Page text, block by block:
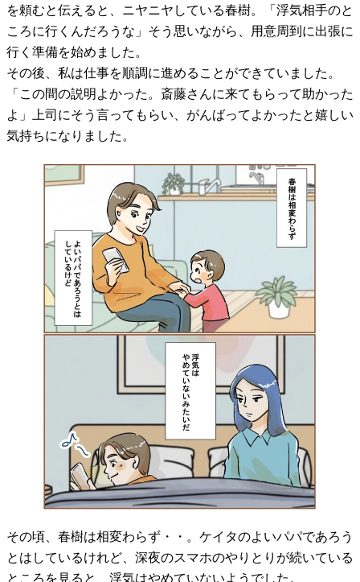
を頼むと伝えると、ニヤニヤしている春樹。「浮気相手のと
ころに行くんだろうな」そう思いながら、用意周到に出張に
行く準備を始めました。
その後、私は仕事を順調に進めることができていました。
「この間の説明よかった。斎藤さんに来てもらって助かった
よ」上司にそう言ってもらい、がんばってよかったと嬉しい
気持ちになりました。
その頃、春樹は相変わらず・・。ケイタのよいパパであろう
とはしているけれど、深夜のスマホのやりとりが続いている
ところを見ると、浮気はやめていないようでした。